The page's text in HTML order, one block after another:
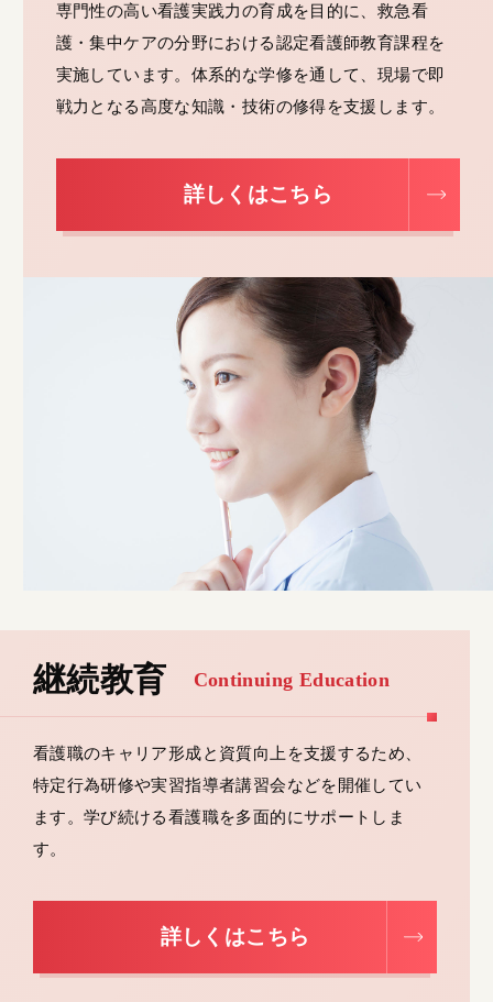
専門性の高い看護実践力の育成を目的に、救急看
護・集中ケアの分野における認定看護師教育課程を
実施しています。体系的な学修を通して、現場で即
戦力となる高度な知識・技術の修得を支援します。
詳しくはこちら
継続教育 Continuing Education
看護職のキャリア形成と資質向上を支援するため、
特定行為研修や実習指導者講習会などを開催してい
ます。学び続ける看護職を多面的にサポートしま
す。
詳しくはこちら